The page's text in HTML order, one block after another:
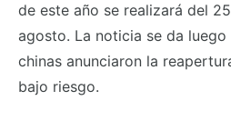
de este año se realizará del
agosto. La noticia se da
chinas anunciaron la
bajo riesgo.